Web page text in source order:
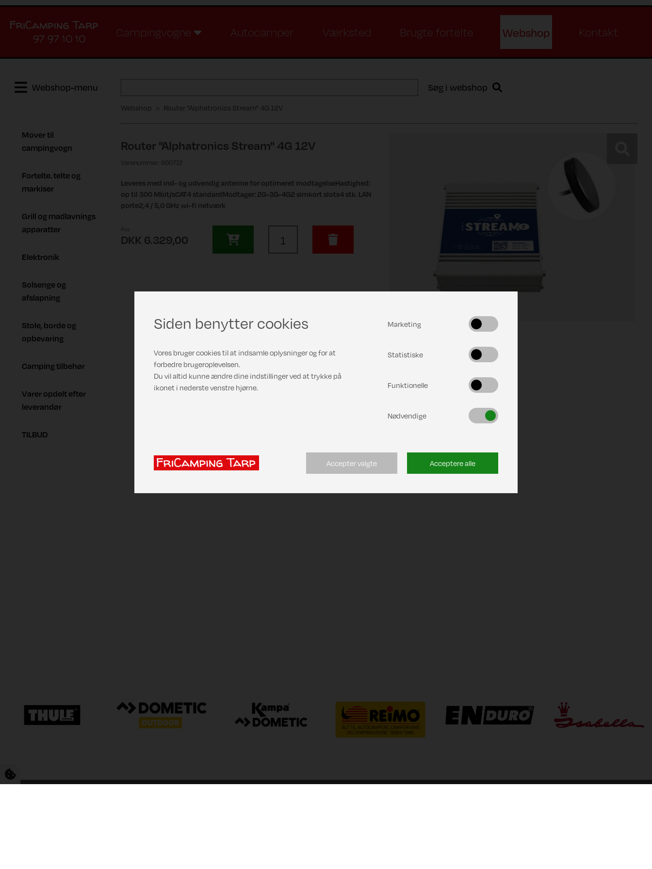
97 97 10 10
Campingvogne Autocamper Værksted Brugte fortelte Webshop Kontakt
Webshop-menu Søg i webshop
Webshop Router "Alphatronics Stream" 4G 12V
Mover til
campingvogn
Fortelte. telte og
markiser
Grill og madlavnings
apparatter
Elektronik
Solsenge og
afslapning
Stole, borde og
opbevaring
Camping tilbehør
Varer opdelt efter
leverandør
TILBUD
Router "Alphatronics Stream" 4G 12V
Varenummer: 900712
Leveres med ind- og udvendig antenne for optimeret modtagelseHastighed:
op til 300 Mbit/sCAT4 standardModtager: 2G-3G-4G2 simkort slots4 stk. LAN
porte2,4 / 5,0 GHz wi-fi netværk
DKK 6.329,00
Siden benytter cookies
Vores bruger cookies til at indsamle oplysninger og for at
forbedre brugeroplevelsen.
Du vil altid kunne ændre dine indstillinger ved at trykke på
ikonet i nederste venstre hjørne.
Marketing
Statistiske
Funktionelle
Nødvendige
Accepter valgte Acceptere alle